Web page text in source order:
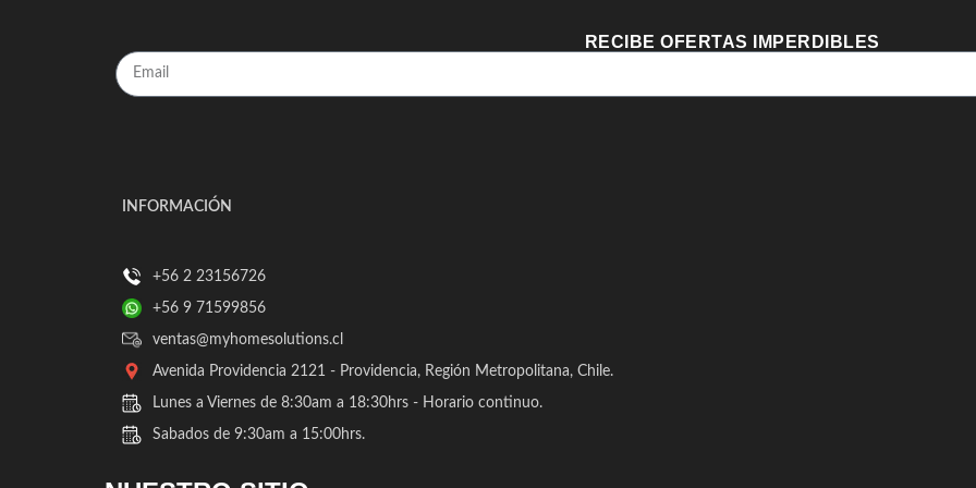
RECIBE OFERTAS IMPERDIBLES
INFORMACIÓN
+56 2 23156726
+56 9 71599856
ventas@myhomesolutions.cl
Avenida Providencia 2121 - Providencia, Región Metropolitana, Chile.
Lunes a Viernes de 8:30am a 18:30hrs - Horario continuo.
Sabados de 9:30am a 15:00hrs.